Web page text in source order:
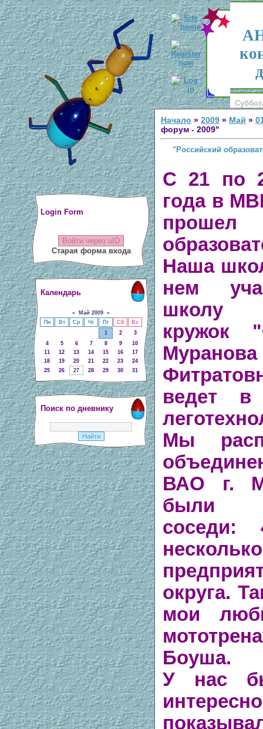
Login Form
Войти через uID
Старая форма входа
Календарь
« Май 2009 »
Пн
Вт Ср Чт Пт Сб
Вс
1
2
3
4
5 6 7 8 9
10
11
12 13 14 15 16
17
18
19 20 21 22 23
24
25
26 27 28 29 30 31
Поиск по дневнику
Начало » 2009 » Май »
форум - 2009"
"Российский
С 21 по
года в
прошел
Наша
нем
школу
кружок
ведет в
Мы
ВАО г.
были
округа.
мои
Боуша.
У нас